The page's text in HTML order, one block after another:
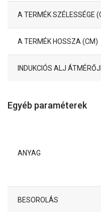
A TERMÉK SZÉLESSÉGE
A TERMÉK HOSSZA (CM)
INDUKCIÓS ALJ
Egyéb paraméterek
ANYAG
BESOROLÁS